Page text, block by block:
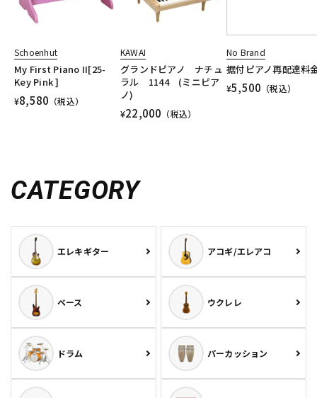
Schoenhut
My First Piano II[25-
Key Pink ]
¥8,580 （税込）
KAWAI
グランドピアノ ナチュ
ラル 1144 (ミニピア
ノ)
¥22,000 （税込）
No Brand
据付ピアノ再配達料
¥5,500 （税込）
CATEGORY
エレキギター アコギ/エレアコ
ベース ウクレレ
ドラム パーカッション